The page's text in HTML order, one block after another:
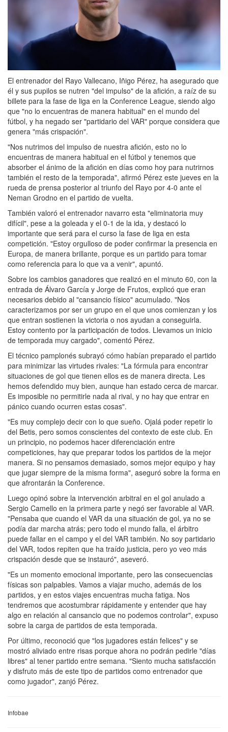
El entrenador del Rayo Vallecano, Iñigo Pérez, ha asegurado que
él y sus pupilos se nutren "del impulso" de la afición, a raíz de su
billete para la fase de liga en la Conference League, siendo algo
que "no lo encuentras de manera habitual" en el mundo del
fútbol, y ha negado ser "partidario del VAR" porque considera que
genera "más crispación".
"Nos nutrimos del impulso de nuestra afición, esto no lo
encuentras de manera habitual en el fútbol y tenemos que
absorber el ánimo de la afición en días como hoy para nutrirnos
también el resto de la temporada", afirmó Pérez este jueves en la
rueda de prensa posterior al triunfo del Rayo por 4-0 ante el
Neman Grodno en el partido de vuelta.
También valoró el entrenador navarro esta "eliminatoria muy
difícil", pese a la goleada y el 0-1 de la ida, y destacó lo
importante que será para el curso la fase de liga en esta
competición. "Estoy orgulloso de poder confirmar la presencia en
Europa, de manera brillante, porque es un partido para tomar
como referencia para lo que va a venir", apuntó.
Sobre los cambios ganadores que realizó en el minuto 60, con la
entrada de Álvaro García y Jorge de Frutos, explicó que eran
necesarios debido al "cansancio físico" acumulado. "Nos
caracterizamos por ser un grupo en el que unos comienzan y los
que entran sostienen la victoria o nos ayudan a conseguirla.
Estoy contento por la participación de todos. Llevamos un inicio
de temporada muy cargado", comentó Pérez.
El técnico pamplonés subrayó cómo habían preparado el partido
para minimizar las virtudes rivales: "La fórmula para encontrar
situaciones de gol que tienen ellos es de manera directa. Les
hemos defendido muy bien, aunque han estado cerca de marcar.
Es imposible no permitirle nada al rival, y no hay que entrar en
pánico cuando ocurren estas cosas".
"Es muy complejo decir con lo que sueño. Ojalá poder repetir lo
del Betis, pero somos conscientes del contexto de este club. En
un principio, no podemos hacer diferenciación entre
competiciones, hay que preparar todos los partidos de la mejor
manera. Si no pensamos demasiado, somos mejor equipo y hay
que jugar siempre de la misma forma", aseguró sobre la forma en
que afrontarán la Conference.
Luego opinó sobre la intervención arbitral en el gol anulado a
Sergio Camello en la primera parte y negó ser favorable al VAR.
"Pensaba que cuando el VAR da una situación de gol, ya no se
podía dar marcha atrás; pero todo el mundo falla, el árbitro
puede fallar en el campo y el del VAR también. No soy partidario
del VAR, todos repiten que ha traído justicia, pero yo veo más
crispación desde que se instauró", aseveró.
"Es un momento emocional importante, pero las consecuencias
físicas son palpables. Vamos a viajar mucho, además de los
partidos, y en estos viajes encuentras mucha fatiga. Nos
tendremos que acostumbrar rápidamente y entender que hay
algo en relación al cansancio que no podemos controlar", expuso
sobre la carga de partidos de esta temporada.
Por último, reconoció que "los jugadores están felices" y se
mostró aliviado entre risas porque ahora no podrán pedirle "días
libres" al tener partido entre semana. "Siento mucha satisfacción
y disfruto más de este tipo de partidos como entrenador que
como jugador", zanjó Pérez.
Infobae